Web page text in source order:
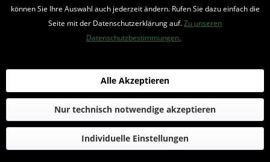
© 2016-2022 Romantruhe - Buchversand, Joachim Otto
die profilschmiede - Internetagentur
können Sie Ihre Auswahl auch jederzeit ändern. Rufen Sie dazu einfach die
Seite mit der Datenschutzerklärung auf.Zu unseren
Datenschutzbestimmungen.
Individuelle Einstellungen
Nur technisch notwendige akzeptieren
Alle Akzeptieren